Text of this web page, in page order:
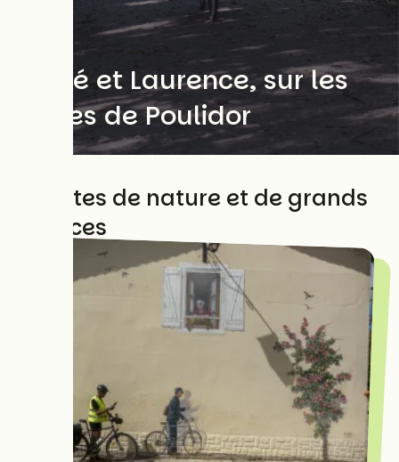
Hervé et Laurence, sur les
traces de Poulidor
Adeptes de nature et de grands
espaces